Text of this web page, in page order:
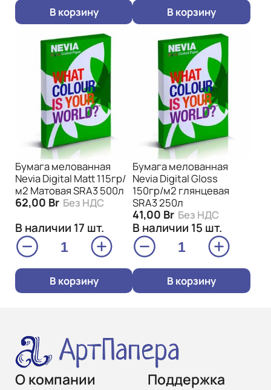
Бумага
мелованная
Digital
128гр/
Матовая
В корзину
Бумага
мелованная
Digital
gloss
450*320мм
В корзину
Бумага мелованная
Nevia Digital Matt 115гр/
м2 Матовая SRA3 500л
62,00 Br Без НДС
В наличии 17 шт.
Количество
Бумага
мелованная
115гр/
м2
Матовая
SRA3
500л
В корзину
Бумага мелованная
Nevia Digital Gloss
150гр/м2 глянцевая
SRA3 250л
41,00 Br Без НДС
В наличии 15 шт.
Количество
Бумага
мелованная
м2
глянцевая
SRA3
250л
В корзину
О компании Поддержка